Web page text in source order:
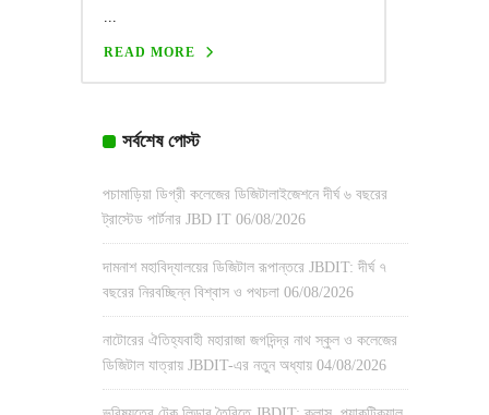
...
READ MORE
সর্বশেষ পোস্ট
পচামাড়িয়া ডিগ্রী কলেজের ডিজিটালাইজেশনে দীর্ঘ ৬ বছরের
ট্রাস্টেড পার্টনার JBD IT 06/08/2026
দামনাশ মহাবিদ্যালয়ের ডিজিটাল রূপান্তরে JBDIT: দীর্ঘ ৭
বছরের নিরবচ্ছিন্ন বিশ্বাস ও পথচলা 06/08/2026
নাটোরের ঐতিহ্যবাহী মহারাজা জগদিন্দ্র নাথ স্কুল ও কলেজের
ডিজিটাল যাত্রায় JBDIT-এর নতুন অধ্যায় 04/08/2026